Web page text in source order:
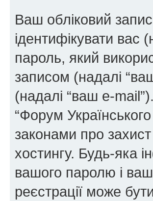
Ваш обліковий
ідентифікувати вас
пароль, який
записом (надалі
(надалі “ваш e-
“Форум
законами про
хостингу. Будь-яка
вашого паролю і
реєстрації може